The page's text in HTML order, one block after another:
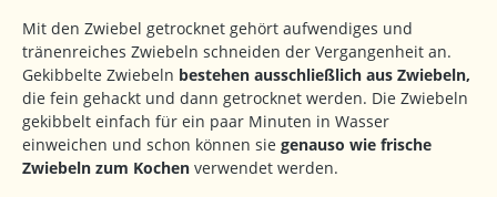
Mit den Zwiebel getrocknet gehört aufwendiges und
tränenreiches Zwiebeln schneiden der Vergangenheit an.
Gekibbelte Zwiebeln bestehen ausschließlich aus Zwiebeln,
die fein gehackt und dann getrocknet werden. Die Zwiebeln
gekibbelt einfach für ein paar Minuten in Wasser
einweichen und schon können sie genauso wie frische
Zwiebeln zum Kochen verwendet werden.